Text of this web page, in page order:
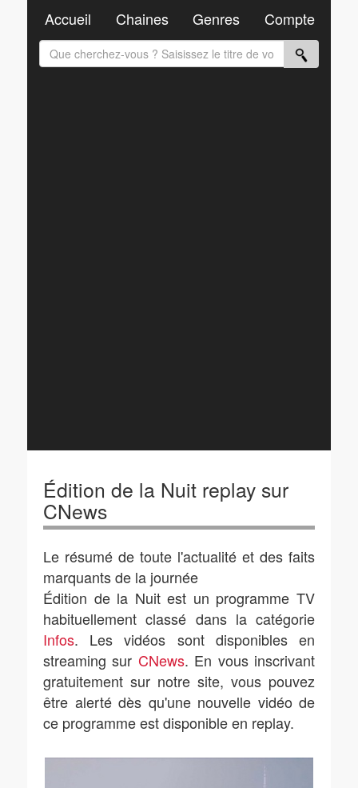
Édition de la Nuit replay sur
CNews
Le résumé de toute l'actualité et des faits
marquants de la journée
Édition de la Nuit est un programme TV
habituellement classé dans la catégorie
Infos. Les vidéos sont disponibles en
streaming sur CNews. En vous inscrivant
gratuitement sur notre site, vous pouvez
être alerté dès qu'une nouvelle vidéo de
ce programme est disponible en replay.
Accueil Chaines Genres Compte